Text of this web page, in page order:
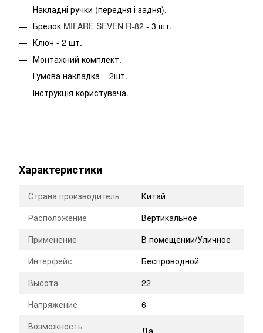
Накладні ручки (передня і задня).
Брелок MIFARE SEVEN R-82 - 3 шт.
Ключ - 2 шт.
Монтажний комплект.
Гумова накладка – 2шт.
Інструкція користувача.
Характеристики
Страна производитель
Китай
Расположение
Вертикальное
Применение
В помещении/Уличное
Интерфейс
Беспроводной
Высота
22
Напряжение
6
Возможность